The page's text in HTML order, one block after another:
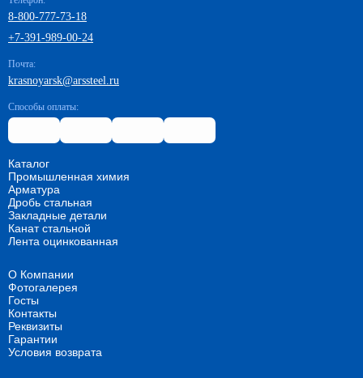
8-800-777-73-18
+7-391-989-00-24
Почта:
krasnoyarsk@arssteel.ru
Способы оплаты:
Каталог
Промышленная химия
Арматура
Дробь стальная
Закладные детали
Канат стальной
Лента оцинкованная
О Компании
Фотогалерея
Госты
Контакты
Реквизиты
Гарантии
Условия возврата